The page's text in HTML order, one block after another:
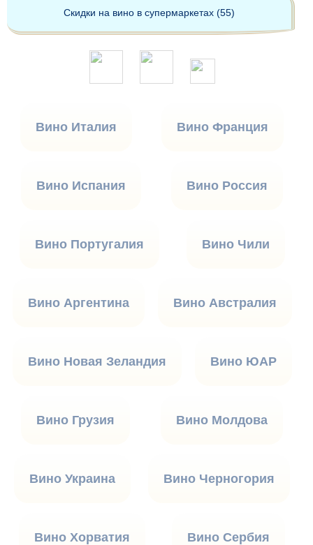
Скидки на вино в супермаркетах (55)
Вино Италия Вино Франция
Вино Испания Вино Россия
Вино Португалия Вино Чили
Вино Аргентина Вино Австралия
Вино Новая Зеландия Вино ЮАР
Вино Грузия Вино Молдова
Вино Украина Вино Черногория
Вино Хорватия Вино Сербия